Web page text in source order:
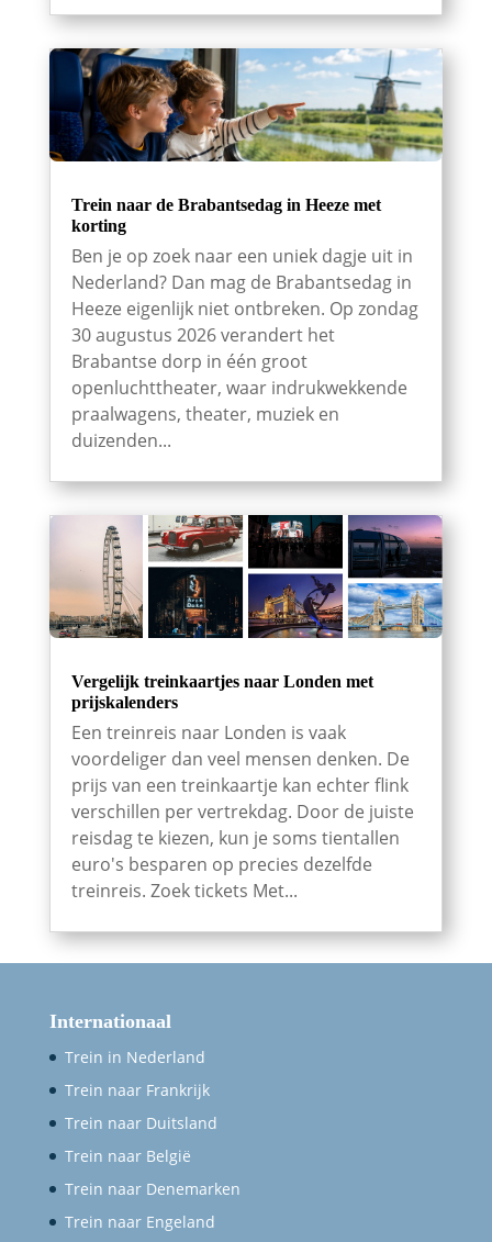
Trein naar de Brabantsedag in Heeze met
korting
Ben je op zoek naar een uniek dagje uit in
Nederland? Dan mag de Brabantsedag in
Heeze eigenlijk niet ontbreken. Op zondag
30 augustus 2026 verandert het
Brabantse dorp in één groot
openluchttheater, waar indrukwekkende
praalwagens, theater, muziek en
duizenden...
Vergelijk treinkaartjes naar Londen met
prijskalenders
Een treinreis naar Londen is vaak
voordeliger dan veel mensen denken. De
prijs van een treinkaartje kan echter flink
verschillen per vertrekdag. Door de juiste
reisdag te kiezen, kun je soms tientallen
euro's besparen op precies dezelfde
treinreis. Zoek tickets Met...
Internationaal
Trein in Nederland
Trein naar Frankrijk
Trein naar Duitsland
Trein naar België
Trein naar Denemarken
Trein naar Engeland